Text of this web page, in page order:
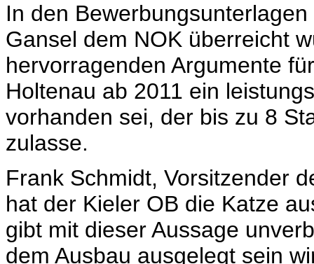
In den
Gansel dem NOK überreicht
hervorragenden Argumente
Holtenau ab 2011 ein
vorhanden sei, der bis zu 8
zulasse.
Frank Schmidt, Vorsitzender
hat der Kieler OB die Katze
gibt mit dieser Aussage
dem Ausbau ausgelegt sein